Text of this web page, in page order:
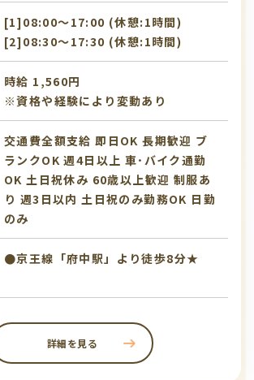
[1]08:00〜17:00 (休憩:1時間)
[2]08:30〜17:30 (休憩:1時間)
時給 1,560円
※資格や経験により変動あり
交通費全額支給 即日OK 長期歓迎 ブ
ランクOK 週4日以上 車･バイク通勤
OK 土日祝休み 60歳以上歓迎 制服あ
り 週3日以内 土日祝のみ勤務OK 日勤
のみ
●京王線「府中駅」より徒歩8分★
詳細を見る